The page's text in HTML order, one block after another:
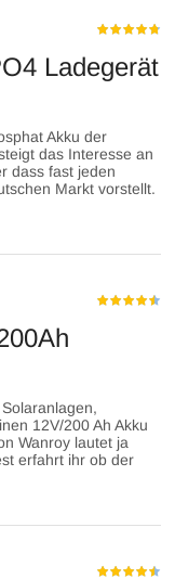
Ladegerät
Akku der
das Interesse an
dass fast jeden
Markt vorstellt.
12V/200 Ah Akku
Wanroy lautet ja
erfahrt ihr ob der